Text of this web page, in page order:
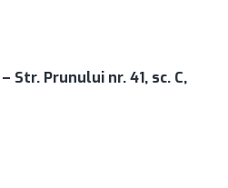
– Str. Prunului nr. 41, sc. C,